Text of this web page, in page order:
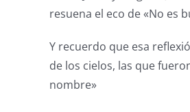
resuena el eco de «No es
Y recuerdo que esa
de los cielos, las que
nombre»